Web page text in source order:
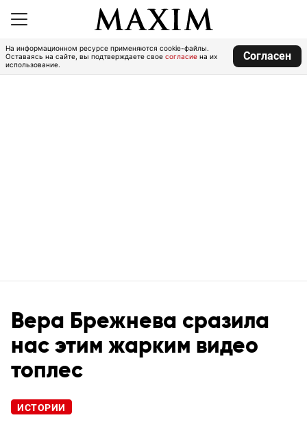
На информационном ресурсе применяются cookie-файлы.
Оставаясь на сайте, вы подтверждаете свое согласие на их
использование.
Согласен
Вера Брежнева сразила
нас этим жарким видео
топлес
ИСТОРИИ